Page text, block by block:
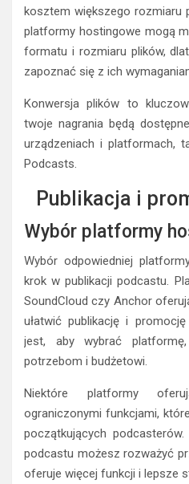
kosztem większego rozmiaru
platformy hostingowe mogą
formatu i rozmiaru plików,
zapoznać się z ich
Konwersja plików to
twoje nagrania będą
urządzeniach i platformach,
Podcasts.
Publikacja i
Wybór platformy
Wybór odpowiedniej
krok w publikacji podcastu.
SoundCloud czy Anchor
ułatwić publikację i
jest, aby wybrać
potrzebom i budżetowi.
Niektóre platformy
ograniczonymi funkcjami,
początkujących
podcastu możesz rozważyć
oferuje więcej funkcji i lepsze